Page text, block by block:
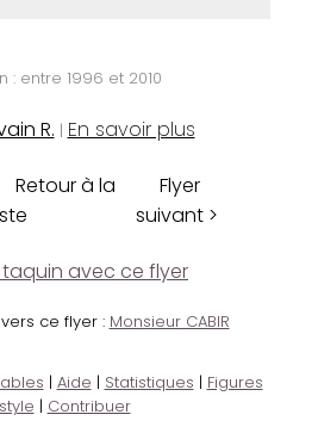
: entre 1996 et 2010
R. | En savoir plus
Retour à la
Flyer
suivant >
avec ce flyer
ce flyer : Monsieur CABIR
| Aide | Statistiques | Figures
| Contribuer